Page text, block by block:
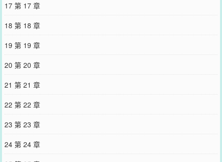
17 第 17 章
18 第 18 章
19 第 19 章
20 第 20 章
21 第 21 章
22 第 22 章
23 第 23 章
24 第 24 章